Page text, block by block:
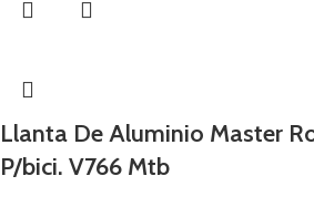
Llanta De Aluminio Master
P/bici. V766 Mtb